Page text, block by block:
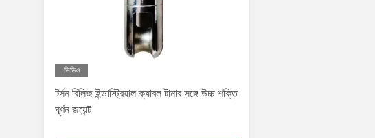
ভিডিও
টর্সন রিলিজ ইন্ডাস্ট্রিয়াল ক্যাবল টানার সঙ্গে উচ্চ শক্তি
ঘূর্ণন জয়েন্ট